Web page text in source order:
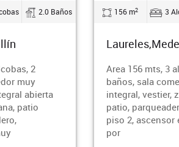
156 m2 3 Alcobas 3.0 Baños
Laureles,Medellín
Area 156 mts, 3 alcobas, 3
baños, sala comedor, cocina
integral, vestier, zona de ropas
patio, parqueadero cubierto,
piso 2, ascensor edificio con